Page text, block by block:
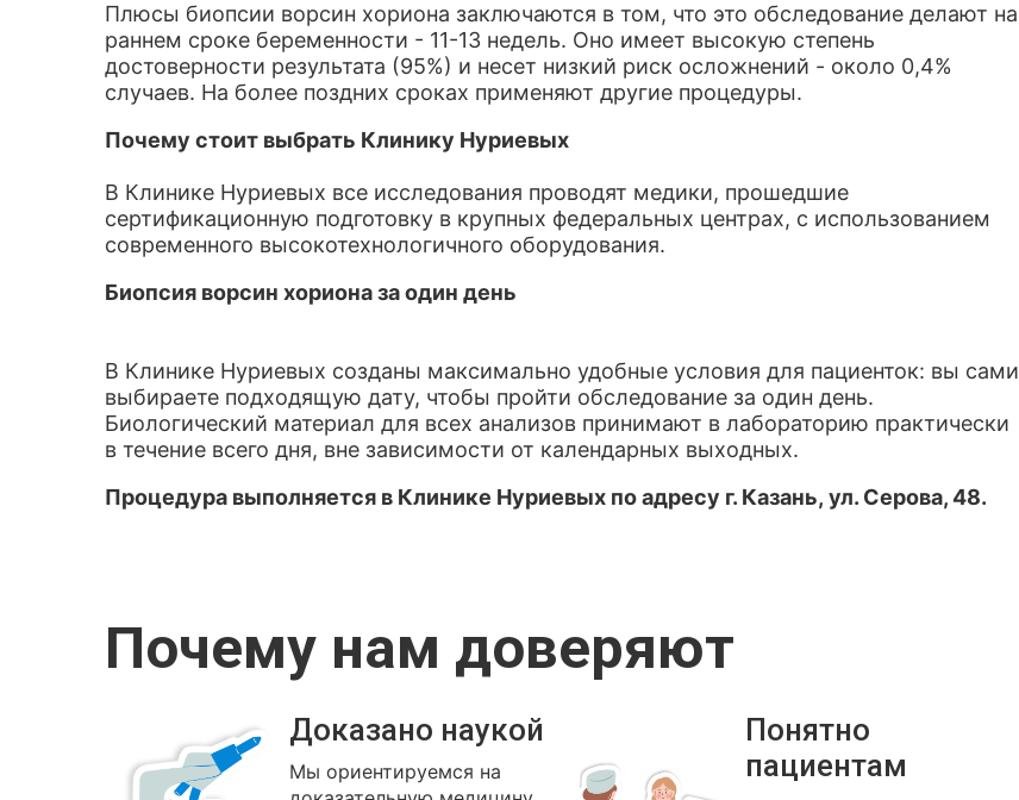
Плюсы биопсии ворсин хориона заключаются в том, что это обследование делают на
раннем сроке беременности - 11-13 недель. Оно имеет высокую степень
достоверности результата (95%) и несет низкий риск осложнений - около 0,4%
случаев. На более поздних сроках применяют другие процедуры.
Почему стоит выбрать Клинику Нуриевых
В Клинике Нуриевых все исследования проводят медики, прошедшие
сертификационную подготовку в крупных федеральных центрах, с использованием
современного высокотехнологичного оборудования.
Биопсия ворсин хориона за один день
В Клинике Нуриевых созданы максимально удобные условия для пациенток: вы сами
выбираете подходящую дату, чтобы пройти обследование за один день.
Биологический материал для всех анализов принимают в лабораторию практически
в течение всего дня, вне зависимости от календарных выходных.
Процедура выполняется в Клинике Нуриевых по адресу г. Казань, ул. Серова, 48.
Почему нам доверяют
Доказано наукой
Мы ориентируемся на
Понятно
пациентам